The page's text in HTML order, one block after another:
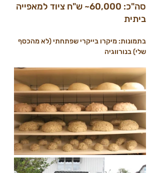
סה"כ: 60,000~ ש"ח ציוד למאפייה
ביתית
בתמונות: מיקרו בייקרי שפתחתי (לא מהכסף
שלי) בנורווגיה